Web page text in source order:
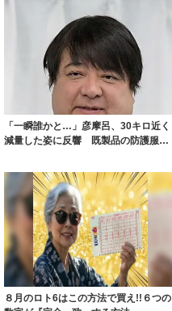
「一瞬誰かと…」彦摩呂、30キロ近く
減量した姿に反響 既製品の防護服が
８月のロト6はこの方法で買え!!６つの